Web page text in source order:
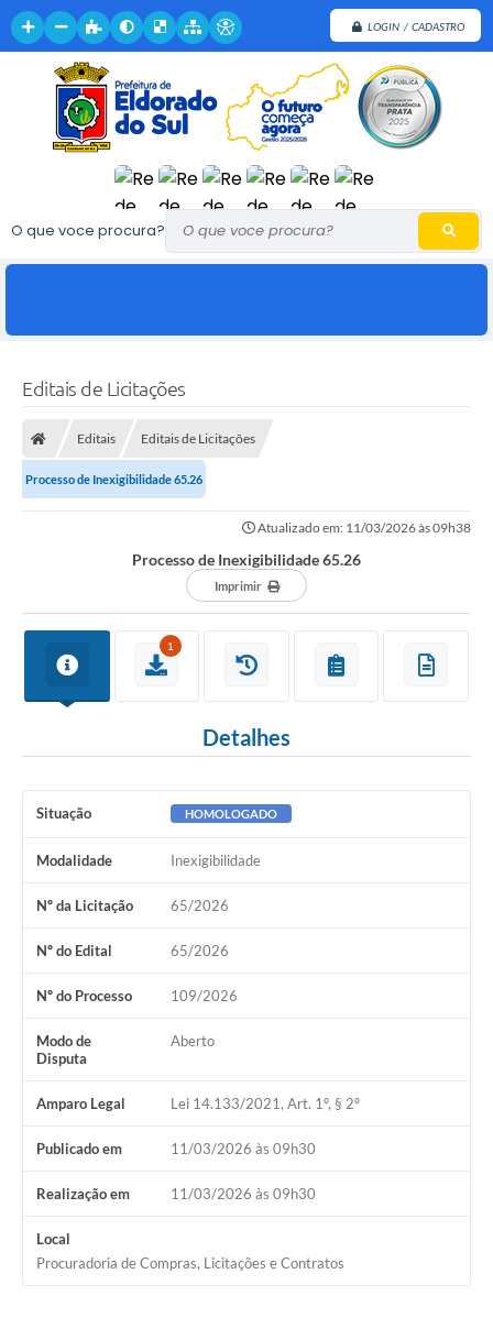
LOGIN / CADASTRO
O que voce procura?
Editais de Licitações
Editais Editais de Licitações
Processo de Inexigibilidade 65.26
Atualizado em: 11/03/2026 às 09h38
Processo de Inexigibilidade 65.26
Imprimir
1
Detalhes
Situação HOMOLOGADO
Modalidade Inexigibilidade
Nº da Licitação 65/2026
Nº do Edital 65/2026
Nº do Processo 109/2026
Modo de
Disputa
Aberto
Amparo Legal Lei 14.133/2021, Art. 1º, § 2º
Publicado em 11/03/2026 às 09h30
Realização em 11/03/2026 às 09h30
Local
Procuradoria de Compras, Licitações e Contratos